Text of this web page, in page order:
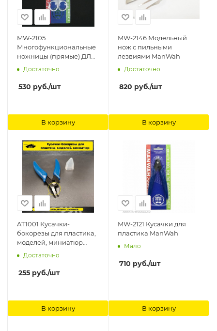
MW-2105
Многофункциональные
ножницы (прямые) ДЛЯ
резки пластиковых
моделей ManWah
Достаточно
530 руб./шт
В корзину
MW-2146 Модельный
нож с пильными
лезвиями ManWah
Достаточно
820 руб./шт
В корзину
AT1001 Кусачки-
бокорезы для пластика,
моделей, миниатюр
Arma Tools
Достаточно
255 руб./шт
В корзину
MW-2121 Кусачки для
пластика ManWah
Мало
710 руб./шт
В корзину